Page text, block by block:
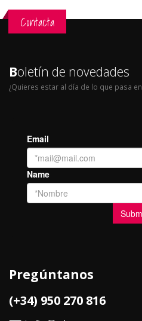
Contacta
Boletín de novedades
¿Quieres estar al día de lo que pasa en
Pregúntanos
(+34) 950 270 816